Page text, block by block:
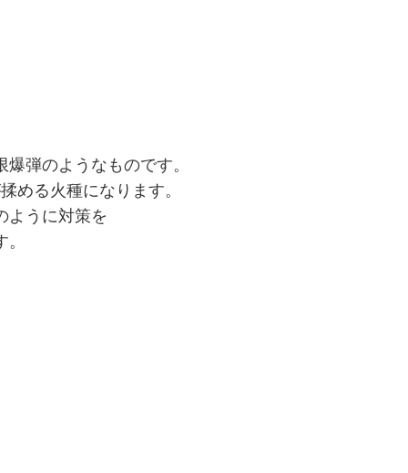
弾のようなものです。
める火種になります。
ように対策を